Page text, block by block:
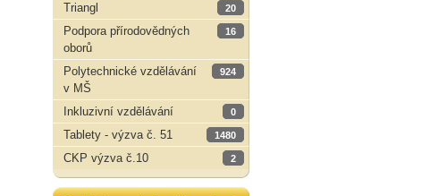
Triangl 20
Podpora přírodovědných
oborů
16
Polytechnické vzdělávání
v MŠ
924
Inkluzivní vzdělávání 0
Tablety - výzva č. 51 1480
CKP výzva č.10 2